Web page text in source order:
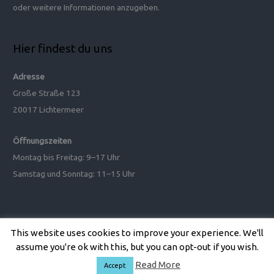
c
oder weitere Informationen anzugeben.
Hier findest du uns
Adresse
Große Straße 123
20017 Lichtermeer
Öffnungszeiten
Montag bis Freitag: 9–17 Uhr
Samstag und Sonntag: 11–15 Uhr
Copyright © 2026 Ariane Muck | Präsentiert von Astra WordPress-
Theme
This website uses cookies to improve your experience. We'll
assume you're ok with this, but you can opt-out if you wish.
Accept Read More